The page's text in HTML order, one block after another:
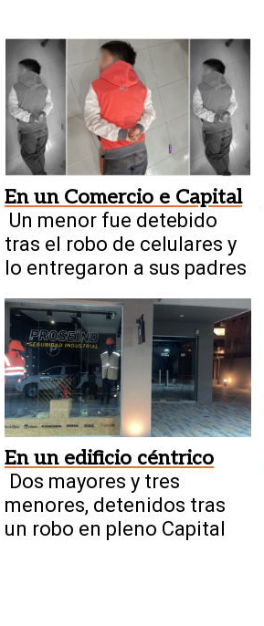
En un Comercio e Capital
Un menor fue detebido
tras el robo de celulares y
lo entregaron a sus padres
En un edificio céntrico
Dos mayores y tres
menores, detenidos tras
un robo en pleno Capital